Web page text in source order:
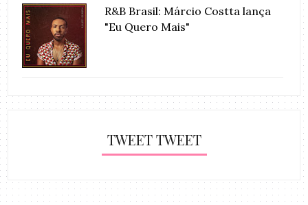
R&B Brasil: Márcio Costta lança
"Eu Quero Mais"
TWEET TWEET